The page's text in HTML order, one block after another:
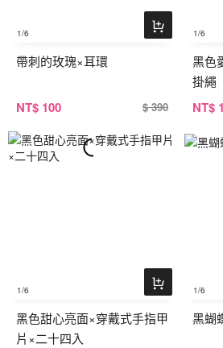
1/6
帶刺的玫瑰×耳環
NT$ 100 $ 390
1/6
黑色
掛繩
NT$
1/6
黑色甜心亮面×穿戴式手指甲
片×二十四入
1/6
黑蝴